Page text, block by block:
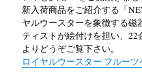
新入荷商品をご紹介する「
ヤルウースターを象徴する磁
ティストが絵付けを担い、
よりどうぞご覧下さい。
ロイヤルウースター フルー